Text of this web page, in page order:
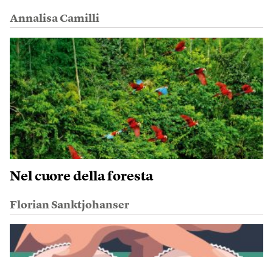
Annalisa Camilli
Nel cuore della foresta
Florian Sanktjohanser